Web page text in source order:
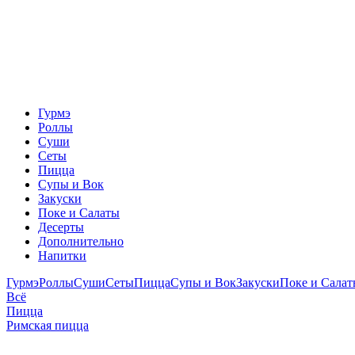
Гурмэ
Роллы
Суши
Сеты
Пицца
Супы и Вок
Закуски
Поке и Салаты
Десерты
Дополнительно
Напитки
ГурмэРоллыСушиСетыПиццаСупы и ВокЗакускиПоке и
Всё
Пицца
Римская пицца